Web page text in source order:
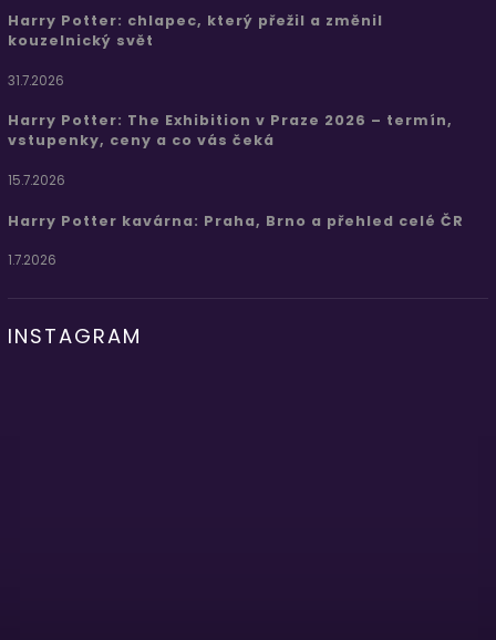
Harry Potter: chlapec, který přežil a změnil
kouzelnický svět
31.7.2026
Harry Potter: The Exhibition v Praze 2026 – termín,
vstupenky, ceny a co vás čeká
15.7.2026
Harry Potter kavárna: Praha, Brno a přehled celé ČR
1.7.2026
INSTAGRAM